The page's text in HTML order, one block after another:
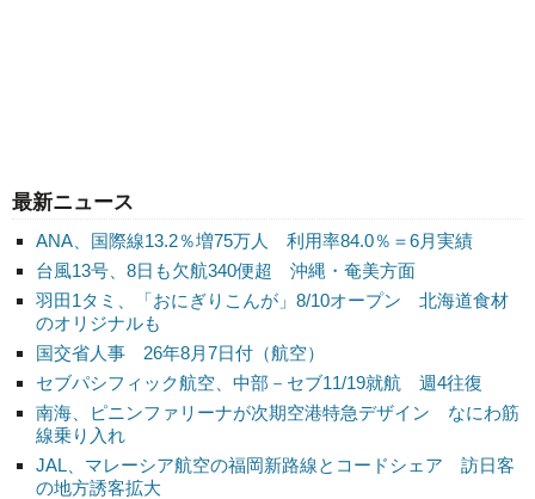
最新ニュース
ANA、国際線13.2％増75万人 利用率84.0％＝6月実績
台風13号、8日も欠航340便超 沖縄・奄美方面
羽田1タミ、「おにぎりこんが」8/10オープン 北海道食材
のオリジナルも
国交省人事 26年8月7日付（航空）
セブパシフィック航空、中部－セブ11/19就航 週4往復
南海、ピニンファリーナが次期空港特急デザイン なにわ筋
線乗り入れ
JAL、マレーシア航空の福岡新路線とコードシェア 訪日客
の地方誘客拡大